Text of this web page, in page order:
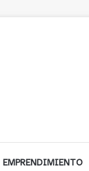
EMPRENDIMIENTO